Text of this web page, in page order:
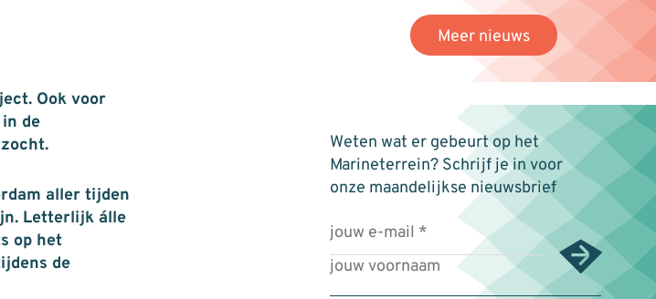
Ook voor
de
Meer nieuws
Weten wat er gebeurt op het
Marineterrein? Schrijf je in voor
onze maandelijkse nieuwsbrief
aller tijden
Letterlijk álle
op het
de